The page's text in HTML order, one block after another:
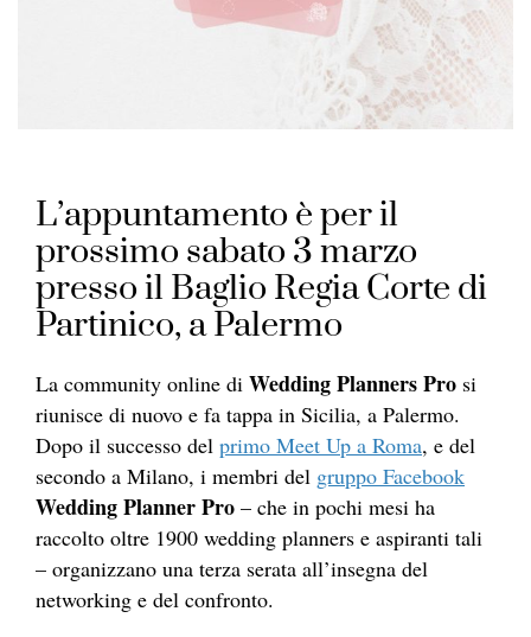
L’appuntamento è per il
prossimo sabato 3 marzo
presso il Baglio Regia Corte di
Partinico, a Palermo
La community online di Wedding PlannersPro si
riunisce di nuovo e fa tappa in Sicilia, a Palermo.
Dopo il successo del primo Meet Up a Roma, e del
secondo a Milano, i membri del gruppo Facebook
WeddingPlannerPro – che in pochi mesi ha
raccolto oltre 1900 wedding planners e aspiranti tali
– organizzano una terza serata all’insegna del
networking e del confronto.